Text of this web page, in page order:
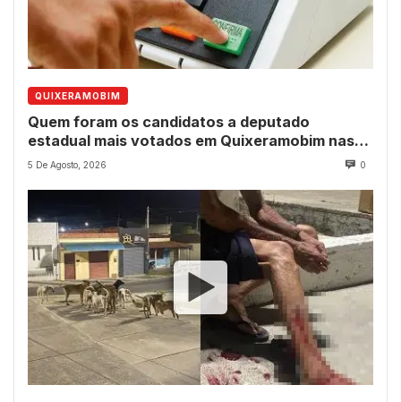
QUIXERAMOBIM
Quem foram os candidatos a deputado
estadual mais votados em Quixeramobim nas
eleições de 2022?
5 De Agosto, 2026 0